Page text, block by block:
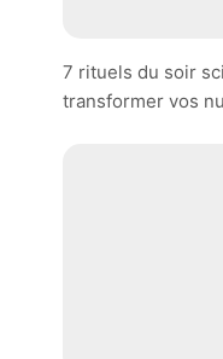
7 rituels du soir
transformer vos